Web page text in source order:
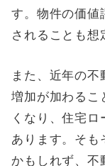
す。物件の価値
されることも想
また、近年の
増加が加わるこ
くなり、住宅
あります。そも
かもしれず、不